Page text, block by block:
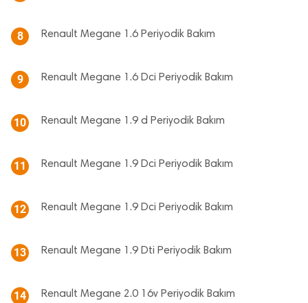
8 Renault Megane 1.6 Periyodik Bakım
9 Renault Megane 1.6 Dci Periyodik Bakım
10 Renault Megane 1.9 d Periyodik Bakım
11 Renault Megane 1.9 Dci Periyodik Bakım
12 Renault Megane 1.9 Dci Periyodik Bakım
13 Renault Megane 1.9 Dti Periyodik Bakım
14 Renault Megane 2.0 16v Periyodik Bakım